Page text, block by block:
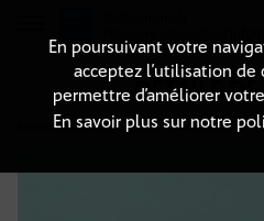
DÉTAILS
16 mars 2025à 16h59 , durée : Invalid date
En poursuivant votre
acceptez l’utilisation de
permettre d’améliorer
En savoir plus sur notre